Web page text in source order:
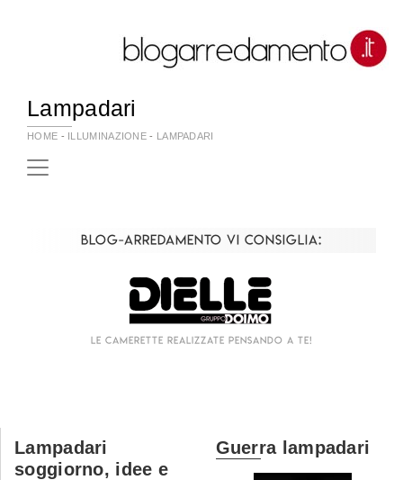
Lampadari
HOME - ILLUMINAZIONE - LAMPADARI
Blog-Arredamento vi consiglia:
Lampadari
soggiorno, idee e
Guerra lampadari